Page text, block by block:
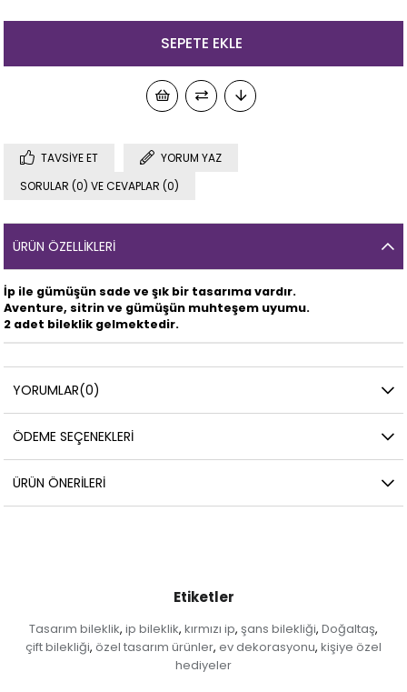
TAVSIYE ET
YORUM YAZ
SORULAR (0) VE CEVAPLAR (0)
ÜRÜN ÖZELLIKLERI
İp ile gümüşün sade ve şık bir tasarıma vardır.
Aventure, sitrin ve gümüşün muhteşem uyumu.
2 adet bileklik gelmektedir.
YORUMLAR(0)
ÖDEME SEÇENEKLERI
ÜRÜN ÖNERILERI
Etiketler
Tasarım bileklik, ip bileklik, kırmızı ip, şans bilekliği, Doğaltaş,
çift bilekliği, özel tasarım ürünler, ev dekorasyonu, kişiye özel
hediyeler